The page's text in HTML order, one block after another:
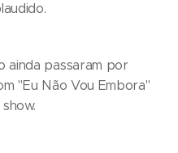
ainda passaram por
"Eu Não Vou Embora"